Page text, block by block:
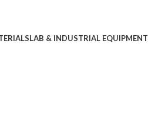
LAB & INDUSTRIAL EQUIPMENT